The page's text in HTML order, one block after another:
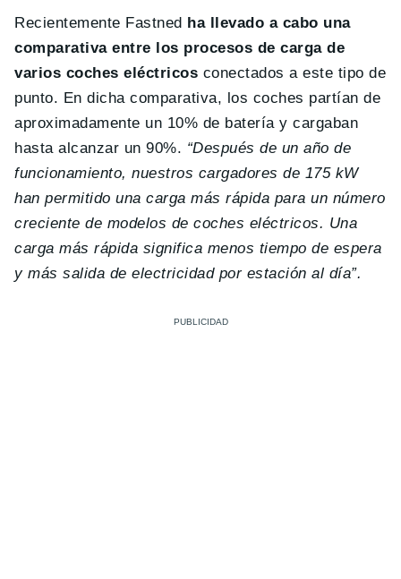
Recientemente Fastned ha llevado a cabo una
comparativa entre los procesos de carga de
varios coches eléctricos conectados a este tipo de
punto. En dicha comparativa, los coches partían de
aproximadamente un 10% de batería y cargaban
hasta alcanzar un 90%. “Después de un año de
funcionamiento, nuestros cargadores de 175 kW
han permitido una carga más rápida para un número
creciente de modelos de coches eléctricos. Una
carga más rápida significa menos tiempo de espera
y más salida de electricidad por estación al día”.